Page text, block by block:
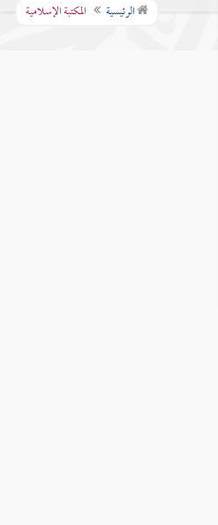
الرئيسية المكتبة الإسلامية